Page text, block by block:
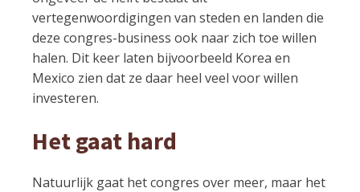
vertegenwoordigingen van steden en landen die
deze congres-business ook naar zich toe willen
halen. Dit keer laten bijvoorbeeld Korea en
Mexico zien dat ze daar heel veel voor willen
investeren.
Het gaat hard
Natuurlijk gaat het congres over meer, maar het